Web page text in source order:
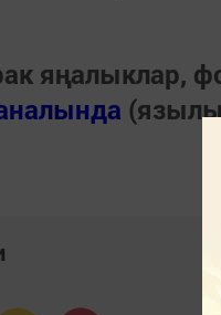
яңалыклар,